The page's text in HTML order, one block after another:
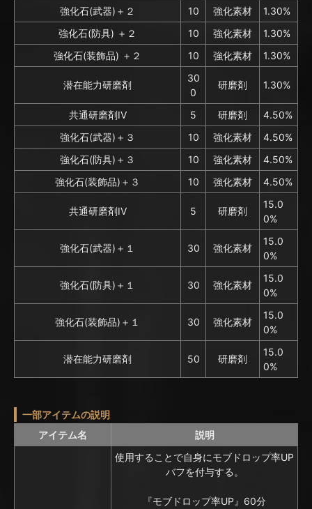
強化石(武器)＋２ 10 強化素材
1.30%
強化石(防具) ＋２
10 強化素材
1.30%
強化石(装飾品) ＋２
10 強化素材 1.30%
潜在能力研磨剤
30
0
研磨剤 1.30%
共通研磨剤IV 5 研磨剤
4.50%
強化石(武器)＋３
10 強化素材
4.50%
強化石(防具)＋３
10 強化素材
4.50%
強化石(装飾品)＋３
10 強化素材 4.50%
共通研磨剤IV 5 研磨剤
15.0
0%
強化石(武器)＋１ 30 強化素材
15.0
0%
強化石(防具)＋１ 30 強化素材
15.0
0%
強化石(装飾品)＋１ 30 強化素材
15.0
0%
潜在能力研磨剤 50 研磨剤
15.0
0%
一部アイテムの説明
アイテム名
説明
使用することで自身にモブドロップ率UP
バフを付与する。
『モブドロップ率UP』60分